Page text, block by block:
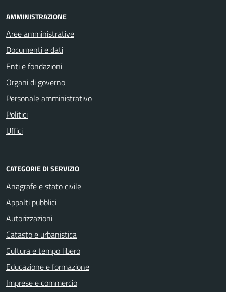
AMMINISTRAZIONE
Aree amministrative
Documenti e dati
Enti e fondazioni
Organi di governo
Personale amministrativo
Politici
Uffici
CATEGORIE DI SERVIZIO
Anagrafe e stato civile
Appalti pubblici
Autorizzazioni
Catasto e urbanistica
Cultura e tempo libero
Educazione e formazione
Imprese e commercio